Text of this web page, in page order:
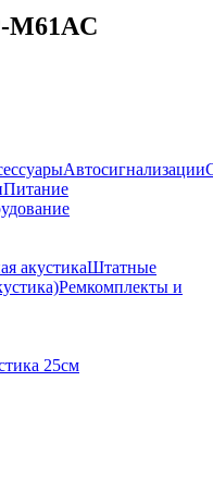
M61AC
Автосигнализации
Питание
акустикаШтатные
Ремкомплекты и
25см